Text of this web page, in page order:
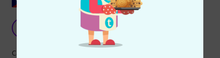
uillpipes 07.11.2021
Caractéristiques